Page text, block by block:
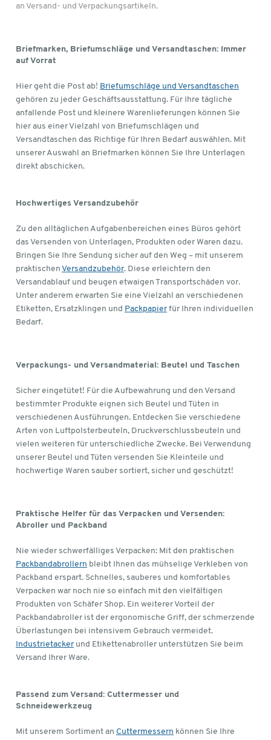
an Versand- und Verpackungsartikeln.
Briefmarken, Briefumschläge und Versandtaschen: Immer
auf Vorrat
Hier geht die Post ab! Briefumschläge und Versandtaschen
gehören zu jeder Geschäftsausstattung. Für Ihre tägliche
anfallende Post und kleinere Warenlieferungen können Sie
hier aus einer Vielzahl von Briefumschlägen und
Versandtaschen das Richtige für Ihren Bedarf auswählen. Mit
unserer Auswahl an Briefmarken können Sie Ihre Unterlagen
direkt abschicken.
Hochwertiges Versandzubehör
Zu den alltäglichen Aufgabenbereichen eines Büros gehört
das Versenden von Unterlagen, Produkten oder Waren dazu.
Bringen Sie Ihre Sendung sicher auf den Weg – mit unserem
praktischen Versandzubehör. Diese erleichtern den
Versandablauf und beugen etwaigen Transportschäden vor.
Unter anderem erwarten Sie eine Vielzahl an verschiedenen
Etiketten, Ersatzklingen und Packpapierfür Ihren individuellen
Bedarf.
Verpackungs- und Versandmaterial: Beutel und Taschen
Sicher eingetütet! Für die Aufbewahrung und den Versand
bestimmter Produkte eignen sich Beutel und Tüten in
verschiedenen Ausführungen. Entdecken Sie verschiedene
Arten von Luftpolsterbeuteln, Druckverschlussbeuteln und
vielen weiteren für unterschiedliche Zwecke. Bei Verwendung
unserer Beutel und Tüten versenden Sie Kleinteile und
hochwertige Waren sauber sortiert, sicher und geschützt!
Praktische Helfer für das Verpacken und Versenden:
Abroller und Packband
Nie wieder schwerfälliges Verpacken: Mit den praktischen
Packbandabrollern bleibt Ihnen das mühselige Verkleben von
Packband erspart. Schnelles, sauberes und komfortables
Verpacken war noch nie so einfach mit den vielfältigen
Produkten von Schäfer Shop. Ein weiterer Vorteil der
Packbandabroller ist der ergonomische Griff, der schmerzende
Überlastungen bei intensivem Gebrauch vermeidet.
Industrietackerund Etikettenabroller unterstützen Sie beim
Versand Ihrer Ware.
Passend zum Versand: Cuttermesser und
Schneidewerkzeug
Mit unserem Sortiment an Cuttermessern können Sie Ihre